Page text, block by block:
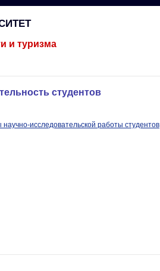
и туризма
студентов
исследовательской работы студентов